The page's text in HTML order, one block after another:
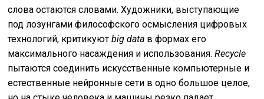
слова остаются словами. Художники, выступающие
под лозунгами философского осмысления цифровых
технологий, критикуютbig data в формах его
максимального насаждения и использования.Recycle
пытаются соединить искусственные компьютерные и
естественные нейронные сети в одно большое целое,